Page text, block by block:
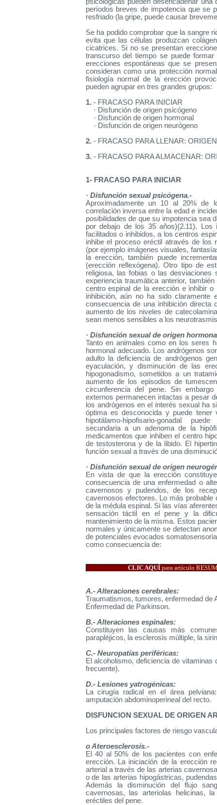
períodos breves de impotencia que se
resfriado (la gripe, puede causar
Se ha podido comprobar que la sangre
evita que las células produzcan
cicatrices. Si no se presentan
transcurso del tiempo se puede
erecciones espontáneas que se
consideran como una protección
fisiología normal de la erección
pueden agrupar en tres grandes grupos:
1.- FRACASO PARA INICIAR
· Disfunción de origen psicógeno
· Disfunción de origen hormonal
· Disfunción de origen neurógeno
2.- FRACASO PARA LLENAR:
3.- FRACASO PARA ALMACENAR:
1- FRACASO PARA INICIAR
· Disfunción sexual psicógena.-
Aproximadamente un 10 al 20% de
correlación inversa entre la edad e
posibilidades de que su impotencia sea
por debajo de los 35 años)(2.11). Los
facilitados o inhibidos, a los centros
inhibe el proceso eréctil através de los
(por ejemplo imágenes visuales,
la erección, también puede
(erección reflexógena). Otro tipo de
religiosa, las fobias o las desviaciones
experiencia traumática anterior,
centro espinal de la erección e inhibir
inhibición, aún no ha sido claramente
consecuencia de una inhibición
aumento de los niveles de
sean menos sensibles a los
· Disfunción sexual de origen
Tanto en animales como en los seres
hormonal adecuado. Los andrógenos
adulto la deficiencia de andrógenos
eyaculación, y disminución de las
hipogonadismo, sometidos a un
aumento de los episodios de
circunferencia del pene. Sin
externos permanecen intactas a pesar
los andrógenos en el interés sexual ha
óptima es desconocida y puede tener
hipotálamo-hipofisario-gonadal
secundaria a un adenoma de la
medicamentos que inhiben el centro
de testosterona y de la libido. El
función sexual a través de una
· Disfunción sexual de origen
En vista de que la erección
consecuencia de una enfermedad o
cavernosos y pudendos, de los
cavernosos efectores. Lo más
de la médula espinal. Si las vías
sensación táctil en el pene y la
mantenimiento de la misma. Estos
normales y únicamente se detectan
de potenciales evocados
como consecuencia de:
CLIC AQUÍ para artículo
A.- Alteraciones cerebrales:
Traumatismos, tumores, enfermedad de
Enfermedad de Parkinson.
B.- Alteraciones espinales:
Constituyen las causas más
parapléjicos, la esclerosis múltiple, la
C.- Neuropatías periféricas:
El alcoholismo, deficiencia de
frecuente).
D.- Lesiones yatrogénicas:
La cirugía radical en el área
amputación abdominoperineal del recto.
DISFUNCION SEXUAL DE ORIGEN
Los principales factores de riesgo
o Ateroesclerosis.-
El 40 al 50% de los pacientes con
erección. La iniciación de la erección
arterial a través de las arterias
o de las arterias hipogástricas,
Además la disminución del flujo
cavernosas, las arteriolas helicinas,
eréctiles del pene.